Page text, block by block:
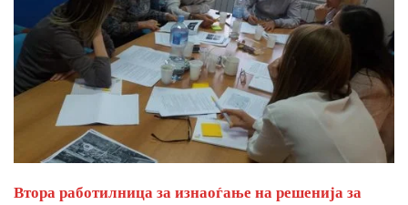
Втора работилница за изнаоѓање на решенија за